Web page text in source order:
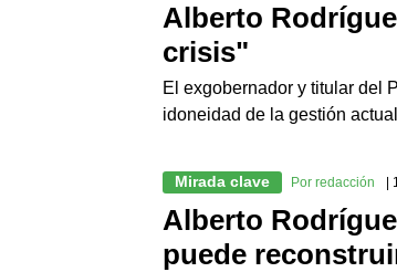
Alberto
crisis"
El exgobernador y titular del
idoneidad de la gestión
Mirada clave Por redacción |
Alberto
puede